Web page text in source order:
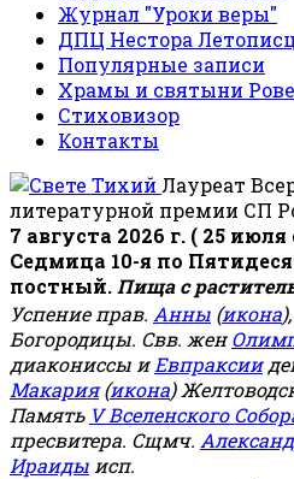
Журнал "Уроки веры"
ДПЦ Нестора
Популярные записи
Храмы и святыни
Стиховизор
Контакты
Лауреат
литературной премии СП
7 августа 2026 г. ( 25
Седмица 10-я по
постный. Пища с
Успение прав. Анны (икона
Богородицы. Свв. жен
диакониссы иЕвпраксии
Макария(икона)
Память V Вселенского
пресвитера. Сщмч.
Ираиды исп.